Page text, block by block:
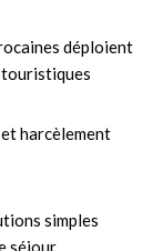
déploient
touristiques
harcèlement
simples
séjour